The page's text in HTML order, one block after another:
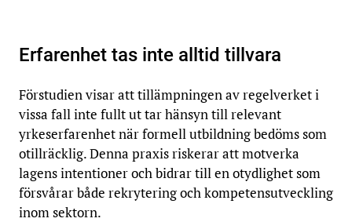
Erfarenhet tas inte alltid tillvara
Förstudien visar att tillämpningen av regelverket i
vissa fall inte fullt ut tar hänsyn till relevant
yrkeserfarenhet när formell utbildning bedöms som
otillräcklig. Denna praxis riskerar att motverka
lagens intentioner och bidrar till en otydlighet som
försvårar både rekrytering och kompetensutveckling
inom sektorn.